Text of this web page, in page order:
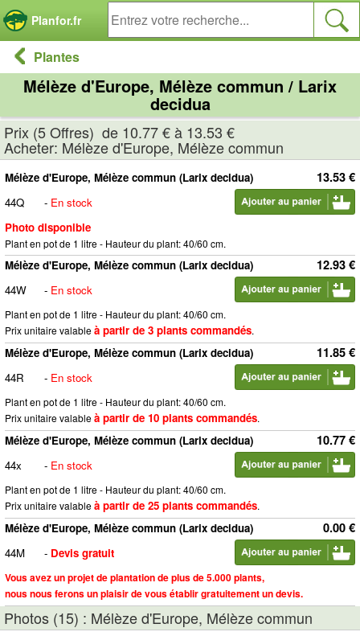
Planfor.fr
Plantes
Mélèze d'Europe, Mélèze commun / Larix
decidua
Prix (5 Offres) de 10.77 € à 13.53 €
Acheter: Mélèze d'Europe, Mélèze commun
13.53 €
Mélèze d'Europe, Mélèze commun (Larix decidua)
44Q
- En stock
Photo disponible
Plant en pot de 1 litre - Hauteur du plant: 40/60 cm.
12.93 €
Mélèze d'Europe, Mélèze commun (Larix decidua)
44W
- En stock
Plant en pot de 1 litre - Hauteur du plant: 40/60 cm.
Prix unitaire valableà partir de 3 plants commandés.
11.85 €
Mélèze d'Europe, Mélèze commun (Larix decidua)
44R
- En stock
Plant en pot de 1 litre - Hauteur du plant: 40/60 cm.
Prix unitaire valableà partir de 10 plants commandés.
10.77 €
Mélèze d'Europe, Mélèze commun (Larix decidua)
44x
- En stock
Plant en pot de 1 litre - Hauteur du plant: 40/60 cm.
Prix unitaire valableà partir de 25 plants commandés.
0.00 €
Mélèze d'Europe, Mélèze commun (Larix decidua)
44M
- Devis gratuit
Vous avez un projet de plantation de plus de 5.000 plants,
nous nous ferons un plaisir de vous établir gratuitement un devis.
Photos (15) : Mélèze d'Europe, Mélèze commun
Panneau de gestion des cookies